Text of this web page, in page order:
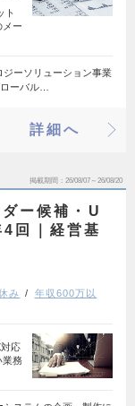
ト
メー
ジーソリューション事業
ーバル…
詳細へ
掲載期間 26/08/07～26/08/20
ー候補・U
回｜経営基
み
年収600万以
応
業務